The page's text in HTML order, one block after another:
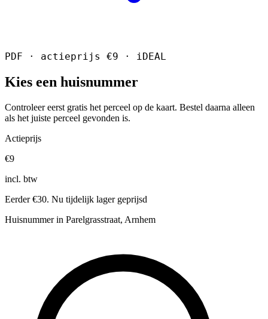
PDF · actieprijs €9 · iDEAL
Kies een huisnummer
Controleer eerst gratis het perceel op de kaart. Bestel daarna alleen
als het juiste perceel gevonden is.
Actieprijs
€9
incl. btw
Eerder €30. Nu tijdelijk lager geprijsd
Huisnummer in Parelgrasstraat, Arnhem